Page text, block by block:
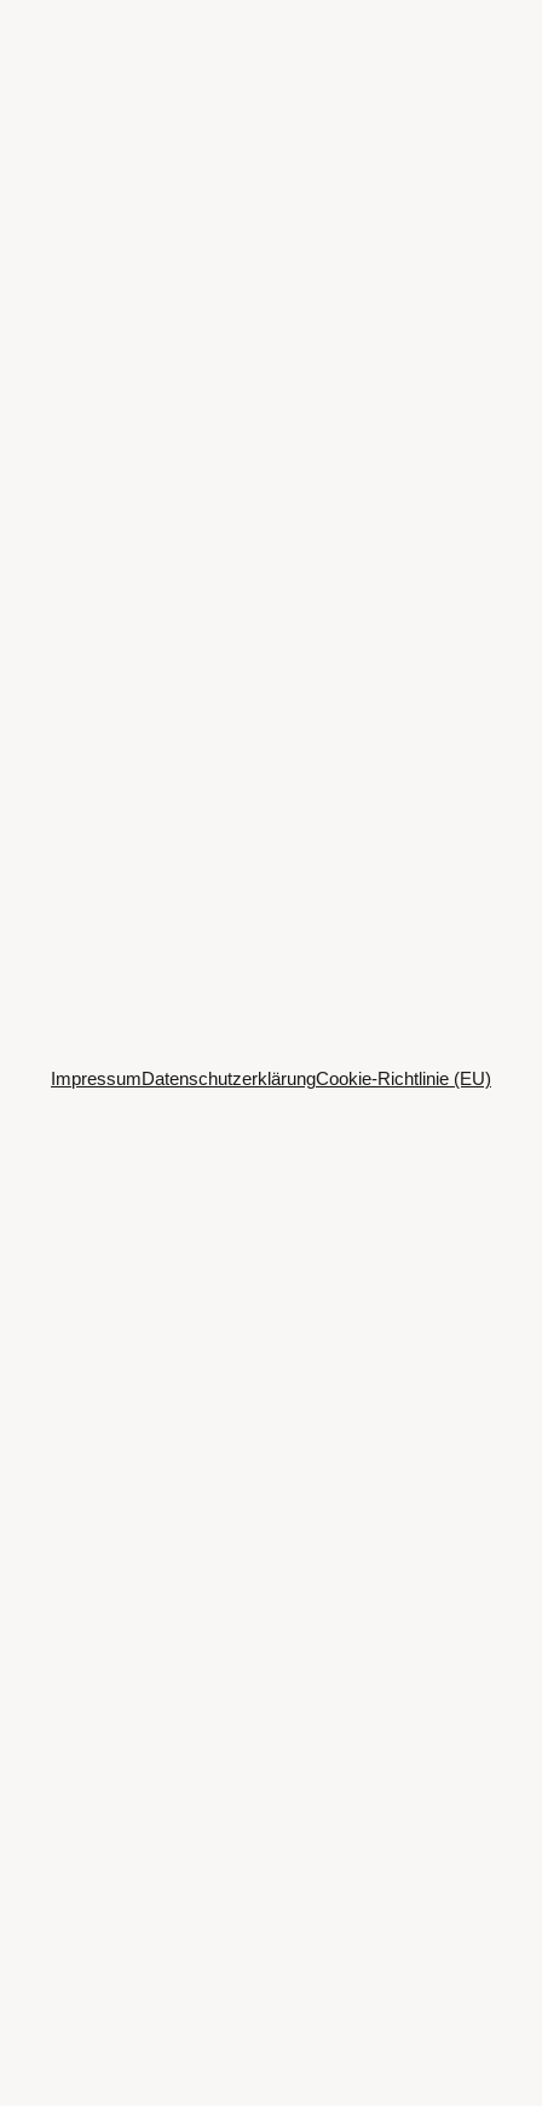
ImpressumDatenschutzerklärungCookie-Richtlinie (EU)